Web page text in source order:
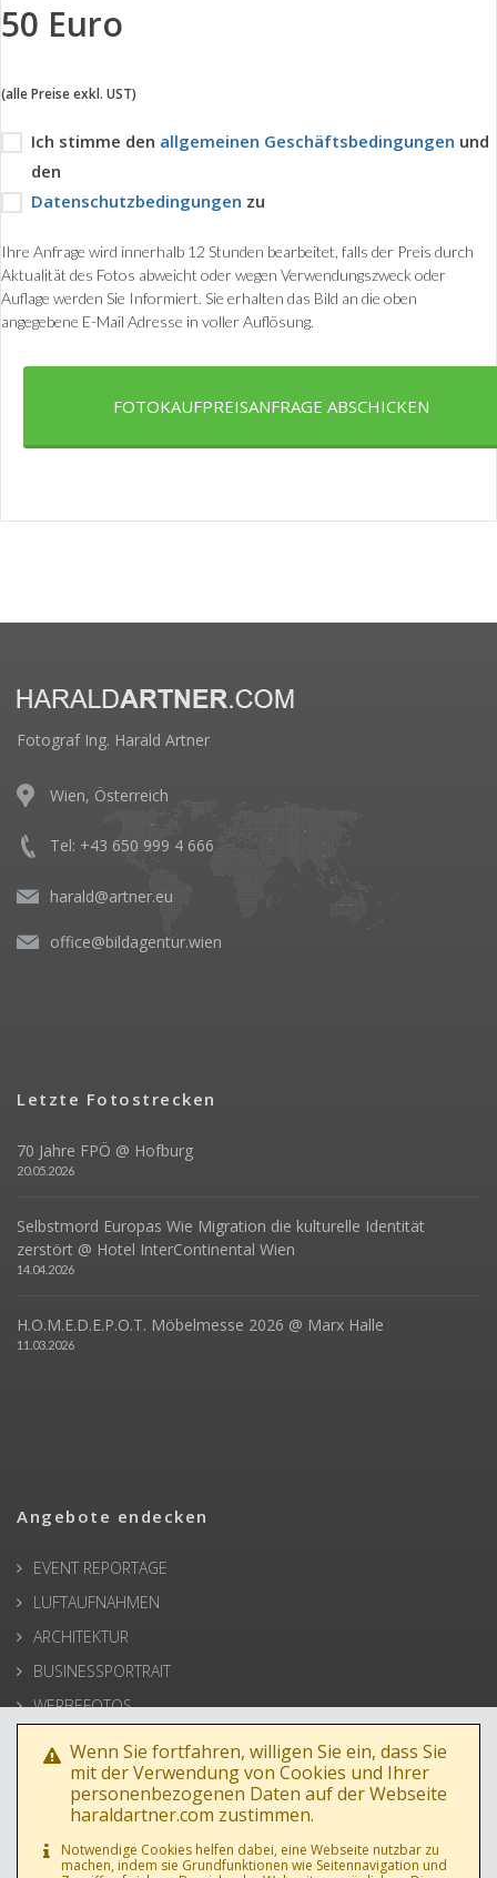
50 Euro
(alle Preise exkl. UST)
Ich stimme den allgemeinen Geschäftsbedingungen und
den
Datenschutzbedingungen zu
Ihre Anfrage wird innerhalb 12 Stunden bearbeitet, falls der Preis durch
Aktualität des Fotos abweicht oder wegen Verwendungszweck oder
Auflage werden Sie Informiert. Sie erhalten das Bild an die oben
angegebene E-Mail Adresse in voller Auflösung.
FOTOKAUFPREISANFRAGE ABSCHICKEN
Fotograf Ing. Harald Artner
Wien, Österreich
Tel: +43 650 999 4 666
harald@artner.eu
office@bildagentur.wien
Letzte Fotostrecken
70 Jahre FPÖ @ Hofburg
20.05.2026
Selbstmord Europas Wie Migration die kulturelle Identität
zerstört @ Hotel InterContinental Wien
14.04.2026
H.O.M.E.D.E.P.O.T. Möbelmesse 2026 @ Marx Halle
11.03.2026
Angebote endecken
EVENT REPORTAGE
LUFTAUFNAHMEN
ARCHITEKTUR
BUSINESSPORTRAIT
WERBEFOTOS
HOCHZEIT
PRESSE
Wenn Sie fortfahren, willigen Sie ein, dass Sie
mit der Verwendung von Cookies und Ihrer
personenbezogenen Daten auf der Webseite
haraldartner.com zustimmen.
Notwendige Cookies helfen dabei, eine Webseite nutzbar zu
machen, indem sie Grundfunktionen wie Seitennavigation und